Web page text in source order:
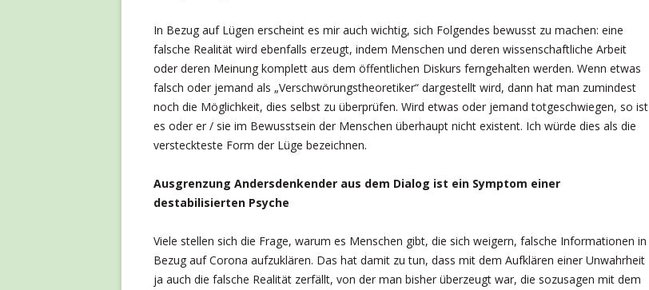
In Bezug auf Lügen erscheint es mir auch wichtig, sich Folgendes bewusst zu machen: eine
falsche Realität wird ebenfalls erzeugt, indem Menschen und deren wissenschaftliche Arbeit
oder deren Meinung komplett aus dem öffentlichen Diskurs ferngehalten werden. Wenn etwas
falsch oder jemand als „Verschwörungstheoretiker“ dargestellt wird, dann hat man zumindest
noch die Möglichkeit, dies selbst zu überprüfen. Wird etwas oder jemand totgeschwiegen, so ist
es oder er / sie im Bewusstsein der Menschen überhaupt nicht existent. Ich würde dies als die
versteckteste Form der Lüge bezeichnen.
Ausgrenzung Andersdenkender aus dem Dialog ist ein Symptom einer
destabilisierten Psyche
Viele stellen sich die Frage, warum es Menschen gibt, die sich weigern, falsche Informationen in
Bezug auf Corona aufzuklären. Das hat damit zu tun, dass mit dem Aufklären einer Unwahrheit
ja auch die falsche Realität zerfällt, von der man bisher überzeugt war, die sozusagen mit dem